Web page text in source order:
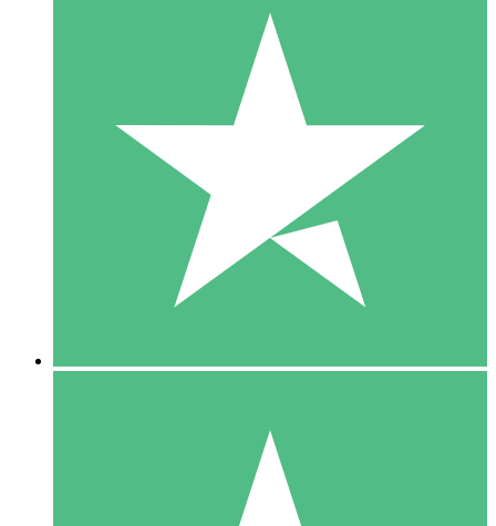
Individuelle Credit-Pakete
Zahlen Sie nach Bedarf mit Download-Credits. Keine
monatliche Verpflichtung erforderlich.
10 00
10 Downloads
20 00